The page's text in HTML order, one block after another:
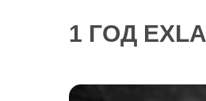
1 ГОД